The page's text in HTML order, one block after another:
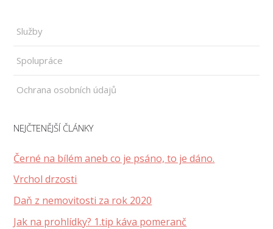
Služby
Spolupráce
Ochrana osobních údajů
NEJČTENĚJŠÍ ČLÁNKY
Černé na bílém aneb co je psáno, to je dáno.
Vrchol drzosti
Daň z nemovitosti za rok 2020
Jak na prohlídky? 1.tip káva pomeranč